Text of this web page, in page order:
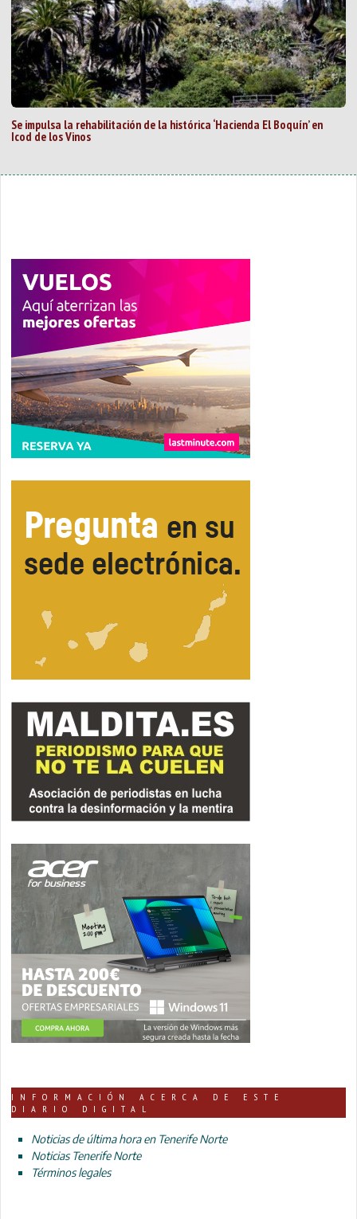
Se impulsa la rehabilitación de la histórica ‘Hacienda El Boquín’ en
Icod de los Vinos
INFORMACIÓN ACERCA DE ESTE
DIARIO DIGITAL
Noticias de última hora en Tenerife Norte
Noticias Tenerife Norte
Términos legales